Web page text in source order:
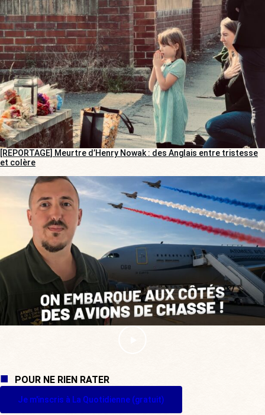
[REPORTAGE] Meurtre d’Henry Nowak : des Anglais entre tristesse
et colère
POUR NE RIEN RATER
Je m'inscris à La Quotidienne (gratuit)